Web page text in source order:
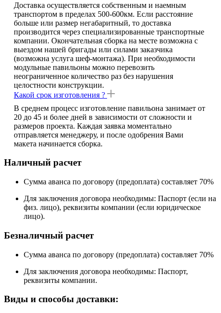
Доставка осуществляется собственным и наемным
транспортом в пределах 500-600км. Если расстояние
больше или размер негабаритный, то доставка
производится через специализированные транспортные
компании. Окончательная сборка на месте возможна с
выездом нашей бригады или силами заказчика
(возможна услуга шеф-монтажа). При необходимости
модульные павильоны можно перевозить
неограниченное количество раз без нарушения
целостности конструкции.
Какой срок изготовления ?
В среднем процесс изготовление павильона занимает от
20 до 45 и более дней в зависимости от сложности и
размеров проекта. Каждая заявка моментально
отправляется менеджеру, и после одобрения Вами
макета начинается сборка.
Наличный расчет
Сумма аванса по договору (предоплата) составляет 70%
Для заключения договора необходимы: Паспорт (если на
физ. лицо), реквизиты компании (если юридическое
лицо).
Безналичный расчет
Сумма аванса по договору (предоплата) составляет 70%
Для заключения договора необходимы: Паспорт,
реквизиты компании.
Виды и способы доставки: